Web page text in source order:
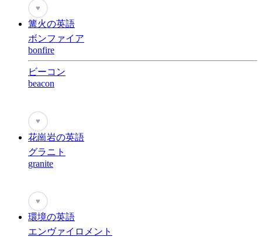
♥
篝火の英語
ボンファイア
bonfire
ビーコン
beacon
♥
花崗岩の英語
グラニト
granite
♥
環境の英語
エンヴァイロメント